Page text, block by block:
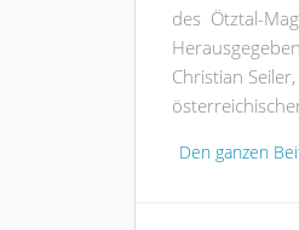
des Ötztal-
Christian
Den ganzen